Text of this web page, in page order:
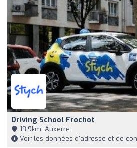
Driving School Frochot
18,9km, Auxerre
Voir les données d'adresse et de